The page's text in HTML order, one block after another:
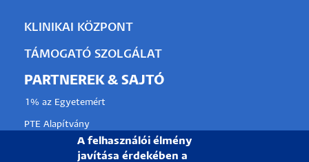
KLINIKAI KÖZPONT
TÁMOGATÓ SZOLGÁLAT
PARTNEREK & SAJTÓ
1% az Egyetemért
PTE Alapítvány
Partnerkapcsolati lehetőségek
A felhasználói élmény
javítása érdekében a